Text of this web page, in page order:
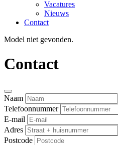
Vacatures
Nieuws
Contact
Model niet gevonden.
Contact
Naam
Telefoonnummer
E-mail
Adres
Postcode